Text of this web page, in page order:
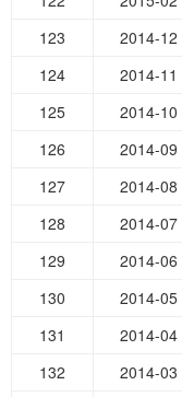
123
2014-12
124
2014-11
125
2014-10
126
2014-09
127
2014-08
128
2014-07
129
2014-06
130
2014-05
131
2014-04
132
2014-03